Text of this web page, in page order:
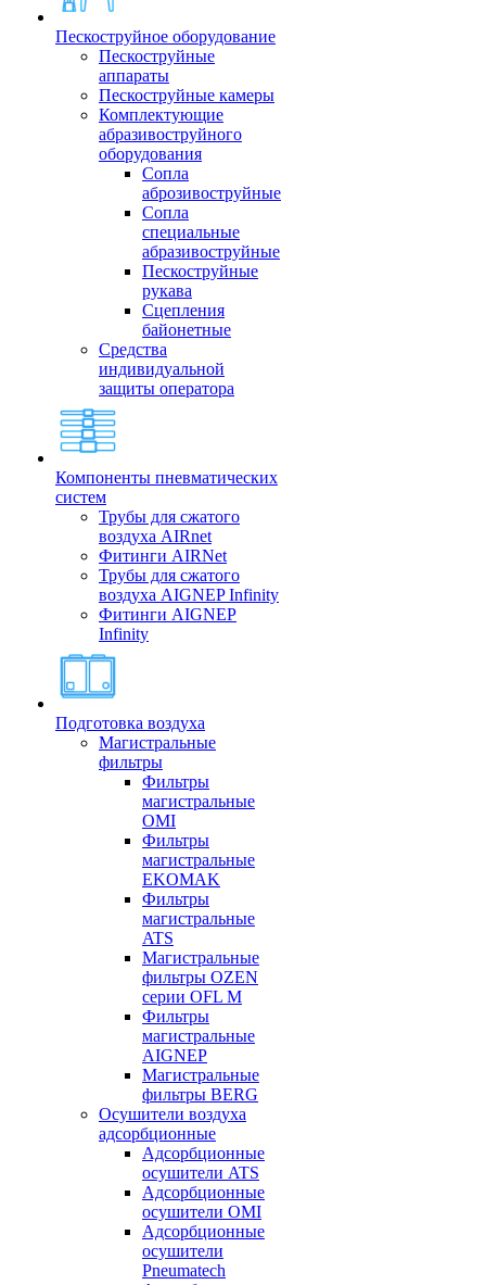
Пескоструйное оборудование
Пескоструйные
аппараты
Пескоструйные камеры
Комплектующие
абразивоструйного
оборудования
Сопла
аброзивоструйные
Сопла
специальные
абразивоструйные
Пескоструйные
рукава
Сцепления
байонетные
Средства
индивидуальной
защиты оператора
Компоненты пневматических
систем
Трубы для сжатого
воздуха AIRnet
Фитинги AIRNet
Трубы для сжатого
воздуха AIGNEP Infinity
Фитинги AIGNEP
Infinity
Подготовка воздуха
Магистральные
фильтры
Фильтры
магистральные
OMI
Фильтры
магистральные
EKOMAK
Фильтры
магистральные
ATS
Магистральные
фильтры OZEN
серии OFL M
Фильтры
магистральные
AIGNEP
Магистральные
фильтры BERG
Осушители воздуха
адсорбционные
Адсорбционные
осушители ATS
Адсорбционные
осушители OMI
Адсорбционные
осушители
Pneumatech